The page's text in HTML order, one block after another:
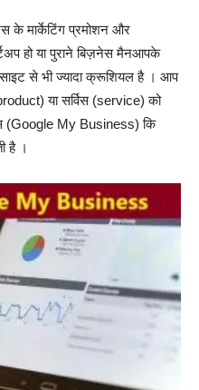
के मार्केटिंग प्रमोशन और
हो या पुराने बिज़नेस मैनआपके
से भी ज्यादा क्रूशियल है । आप
या सर्विस (service) को
(Google My Business) कि
है ।